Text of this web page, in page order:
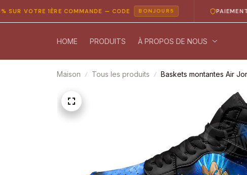
1ÈRE COMMANDE — CODE BONJOUR5 PAIEMENT 100%
HOME PRODUITS À PROPOS DE NOUS
Maison Tous les produits Baskets montantes Air